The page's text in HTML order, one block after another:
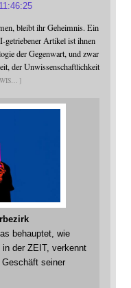
bleibt ihr Geheimnis. Ein
getriebener Artikel ist ihnen
der Gegenwart, und zwar
der Unwissenschaftlichkeit
behauptet, wie
der ZEIT, verkennt
seiner